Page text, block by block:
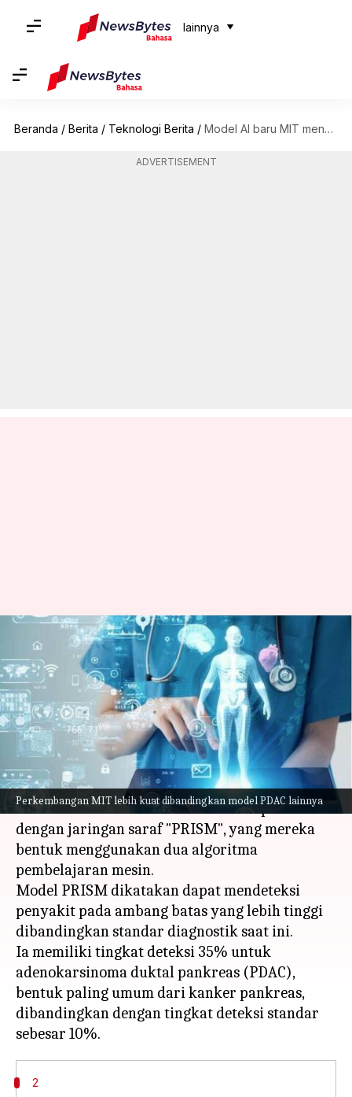
lainnya
Beranda / Berita / Teknologi Berita / Model AI baru MIT mendeteksi kanker pankreas pada tahap awal
ADVERTISEMENT
Perkembangan MIT lebih kuat dibandingkan model PDAC lainnya
Model AI baru MIT mendeteksi
kanker pankreas pada tahap
awal
menulis Bob Jan 16, 2024 11:42 am
Apa ceritanya
Para peneliti di divisi CSAIL MIT telah mencapai
terobosan dalam mendeteksi kanker pankreas
dengan jaringan saraf "PRISM", yang mereka
bentuk menggunakan dua algoritma
pembelajaran mesin.
Model PRISM dikatakan dapat mendeteksi
penyakit pada ambang batas yang lebih tinggi
dibandingkan standar diagnostik saat ini.
Ia memiliki tingkat deteksi 35% untuk
adenokarsinoma duktal pankreas (PDAC),
bentuk paling umum dari kanker pankreas,
dibandingkan dengan tingkat deteksi standar
2